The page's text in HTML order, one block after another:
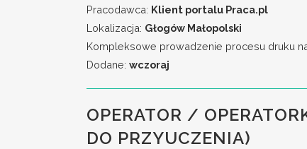
Pracodawca: Klient portalu Praca.pl
Lokalizacja: Głogów Małopolski
Kompleksowe prowadzenie procesu druku
Dodane: wczoraj
OPERATOR /
DO PRZYUCZENIA)